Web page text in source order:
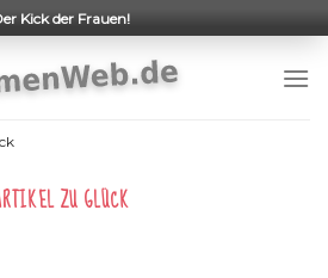
Kick der Frauen!
ZUGLÜCK